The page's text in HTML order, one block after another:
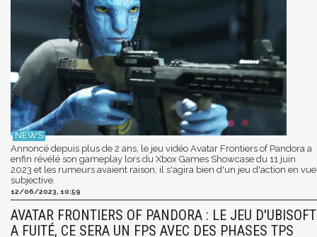
Annoncé depuis plus de 2 ans, le jeu vidéo Avatar Frontiers of Pandora a
enfin révélé son gameplay lors du Xbox Games Showcase du 11 juin
2023 et les rumeurs avaient raison, il s'agira bien d'un jeu d'action en vue
subjective.
12/06/2023, 10:59
AVATAR FRONTIERS OF PANDORA : LE JEU D'UBISOFT
A FUITÉ, CE SERA UN FPS AVEC DES PHASES TPS